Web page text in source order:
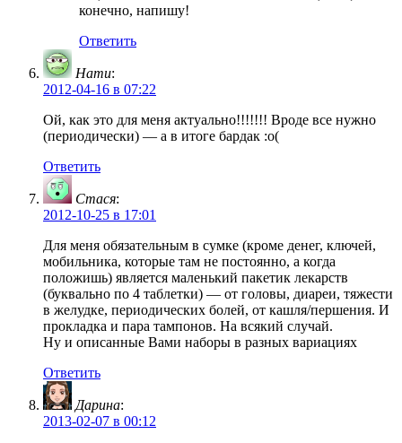
конечно, напишу!
Ответить
Нати:
2012-04-16 в 07:22
Ой, как это для меня актуально!!!!!!! Вроде все нужно
(периодически) — а в итоге бардак :о(
Ответить
Стася:
2012-10-25 в 17:01
Для меня обязательным в сумке (кроме денег, ключей,
мобильника, которые там не постоянно, а когда
положишь) является маленький пакетик лекарств
(буквально по 4 таблетки) — от головы, диареи, тяжести
в желудке, периодических болей, от кашля/першения. И
прокладка и пара тампонов. На всякий случай.
Ну и описанные Вами наборы в разных вариациях
Ответить
Дарина:
2013-02-07 в 00:12